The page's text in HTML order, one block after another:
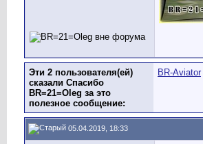
Эти 2 пользователя(ей)
сказали Спасибо
BR=21=Oleg за это
полезное сообщение:
BR-Aviator
05.04.2019, 18:33